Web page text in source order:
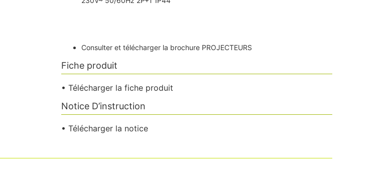
Consulter et télécharger la brochure PROJECTEURS
Fiche produit
• Télécharger la fiche produit
Notice D’instruction
• Télécharger la notice